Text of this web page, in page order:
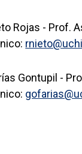
Rojas - Prof.
Gontupil -